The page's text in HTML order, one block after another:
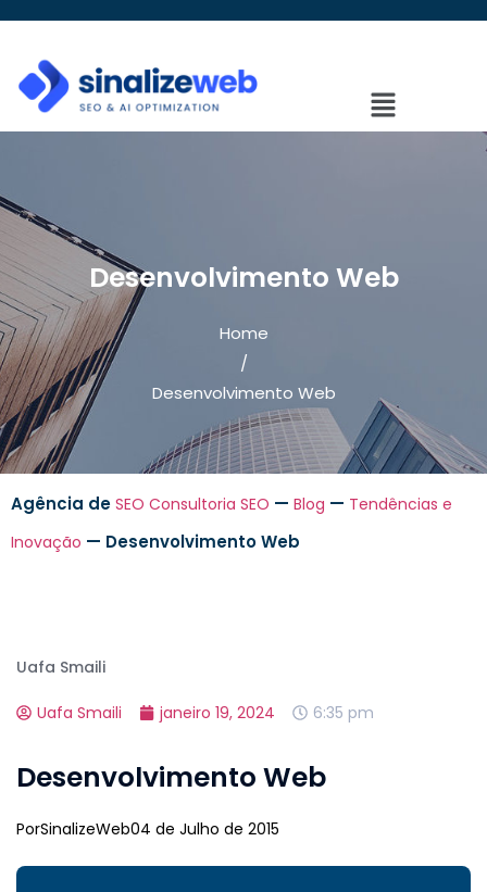
Desenvolvimento Web
Home
/
Desenvolvimento Web
Agência de SEO Consultoria SEO — Blog — Tendências e
Inovação — Desenvolvimento Web
Uafa Smaili
Uafa Smaili janeiro 19, 2024 6:35 pm
Desenvolvimento Web
PorSinalizeWeb04 de Julho de 2015